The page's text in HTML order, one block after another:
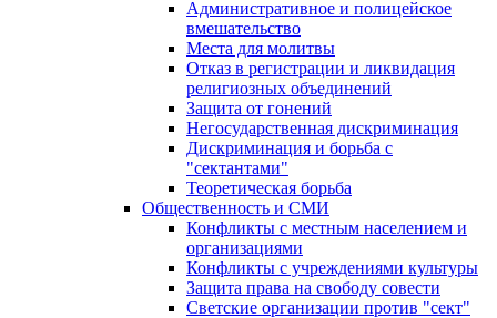
Административное и полицейское
вмешательство
Места для молитвы
Отказ в регистрации и ликвидация
религиозных объединений
Защита от гонений
Негосударственная дискриминация
Дискриминация и борьба с
"сектантами"
Теоретическая борьба
Общественность и СМИ
Конфликты с местным населением и
организациями
Конфликты с учреждениями культуры
Защита права на свободу совести
Светские организации против "сект"